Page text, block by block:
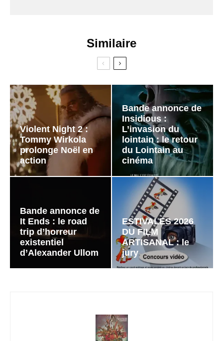
Similaire
Violent Night 2 :
Tommy Wirkola
prolonge Noël en
action
Bande annonce de
Insidious :
L’invasion du
lointain : le retour
du Lointain au
cinéma
Bande annonce de
It Ends : le road
trip d’horreur
existentiel
d’Alexander Ullom
ESTIVALES 2026
DU FILM
ARTISANAL : le
jury